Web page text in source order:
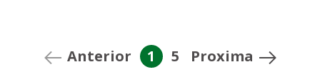
Anterior 1 5 Proxima